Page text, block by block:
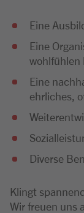
Eine
Eine
wohlfühlen
Eine
ehrliches,
Diverse
Klingt
Wir freuen uns